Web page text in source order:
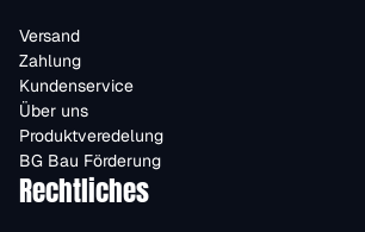
Versand
Zahlung
Kundenservice
Über uns
Produktveredelung
BG Bau Förderung
Rechtliches